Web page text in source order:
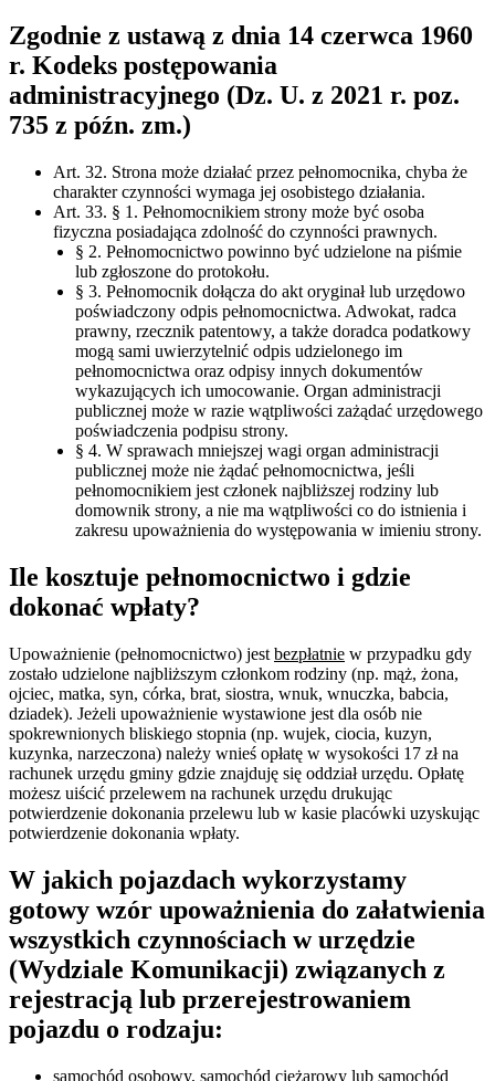
Zgodnie z ustawą z dnia 14 czerwca 1960
r. Kodeks postępowania
administracyjnego (Dz. U. z 2021 r. poz.
735 z późn. zm.)
Art. 32. Strona może działać przez pełnomocnika, chyba że
charakter czynności wymaga jej osobistego działania.
Art. 33. § 1. Pełnomocnikiem strony może być osoba
fizyczna posiadająca zdolność do czynności prawnych.
§ 2. Pełnomocnictwo powinno być udzielone na piśmie
lub zgłoszone do protokołu.
§ 3. Pełnomocnik dołącza do akt oryginał lub urzędowo
poświadczony odpis pełnomocnictwa. Adwokat, radca
prawny, rzecznik patentowy, a także doradca podatkowy
mogą sami uwierzytelnić odpis udzielonego im
pełnomocnictwa oraz odpisy innych dokumentów
wykazujących ich umocowanie. Organ administracji
publicznej może w razie wątpliwości zażądać urzędowego
poświadczenia podpisu strony.
§ 4. W sprawach mniejszej wagi organ administracji
publicznej może nie żądać pełnomocnictwa, jeśli
pełnomocnikiem jest członek najbliższej rodziny lub
domownik strony, a nie ma wątpliwości co do istnienia i
zakresu upoważnienia do występowania w imieniu strony.
Ile kosztuje pełnomocnictwo i gdzie
dokonać wpłaty?
Upoważnienie (pełnomocnictwo) jest bezpłatnie w przypadku gdy
zostało udzielone najbliższym członkom rodziny (np. mąż, żona,
ojciec, matka, syn, córka, brat, siostra, wnuk, wnuczka, babcia,
dziadek). Jeżeli upoważnienie wystawione jest dla osób nie
spokrewnionych bliskiego stopnia (np. wujek, ciocia, kuzyn,
kuzynka, narzeczona) należy wnieś opłatę w wysokości 17 zł na
rachunek urzędu gminy gdzie znajduję się oddział urzędu. Opłatę
możesz uiścić przelewem na rachunek urzędu drukując
potwierdzenie dokonania przelewu lub w kasie placówki uzyskując
potwierdzenie dokonania wpłaty.
W jakich pojazdach wykorzystamy
gotowy wzór upoważnienia do załatwienia
wszystkich czynnościach w urzędzie
(Wydziale Komunikacji) związanych z
rejestracją lub przerejestrowaniem
pojazdu o rodzaju:
samochód osobowy, samochód ciężarowy lub samochód